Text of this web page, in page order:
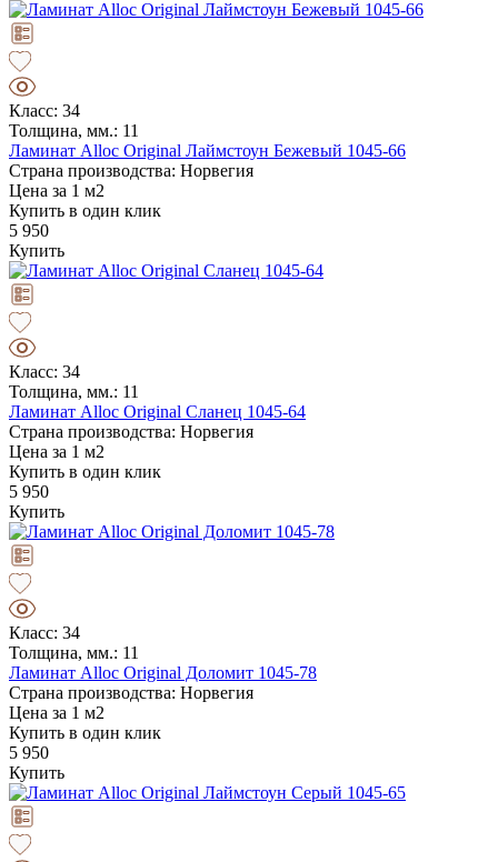
Класс: 34
Толщина, мм.: 11
Ламинат Alloc Original Лаймстоун Бежевый 1045-66
Страна производства: Норвегия
Цена за 1 м2
Купить в один клик
5 950
Купить
Класс: 34
Толщина, мм.: 11
Ламинат Alloc Original Сланец 1045-64
Страна производства: Норвегия
Цена за 1 м2
Купить в один клик
5 950
Купить
Класс: 34
Толщина, мм.: 11
Ламинат Alloc Original Доломит 1045-78
Страна производства: Норвегия
Цена за 1 м2
Купить в один клик
5 950
Купить